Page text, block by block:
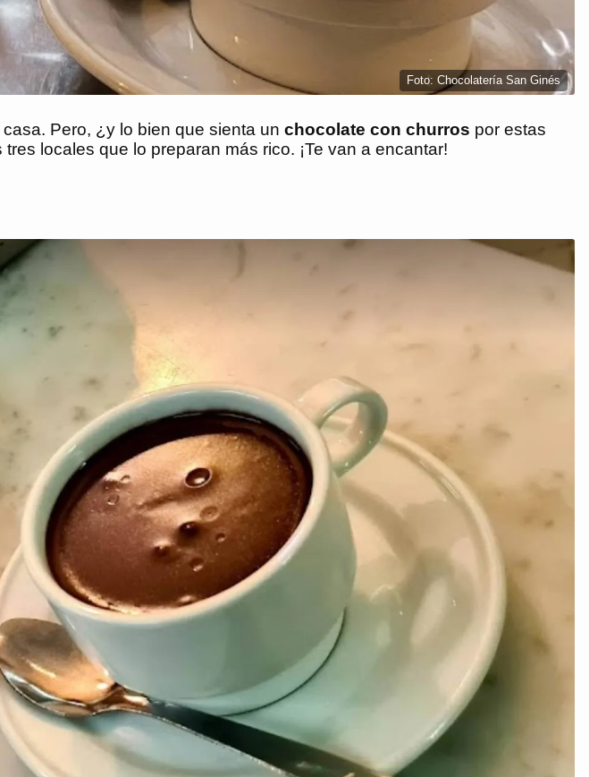
Foto: Chocolatería San Ginés
Pero, ¿y lo bien que sienta un chocolate con churros por estas
locales que lo preparan más rico. ¡Te van a encantar!